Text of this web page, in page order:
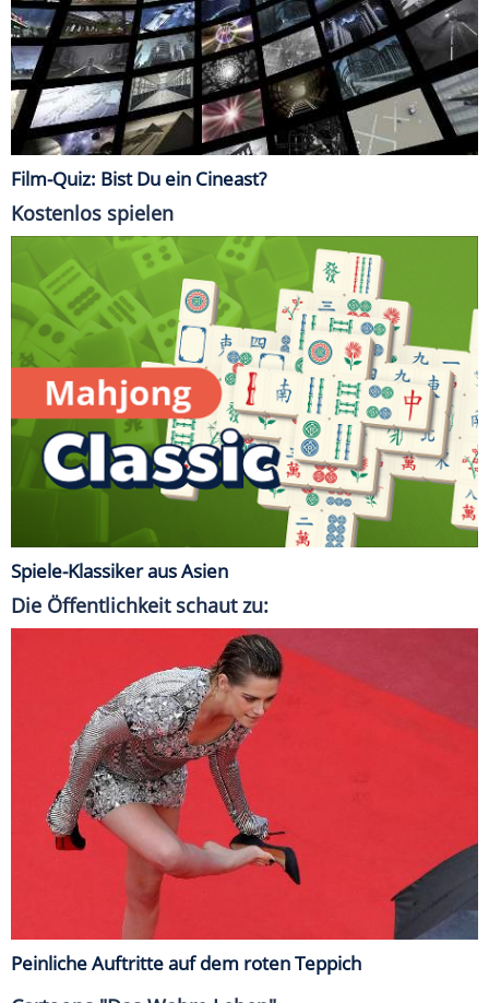
Film-Quiz: Bist Du ein Cineast?
Kostenlos spielen
Spiele-Klassiker aus Asien
Die Öffentlichkeit schaut zu:
Peinliche Auftritte auf dem roten Teppich